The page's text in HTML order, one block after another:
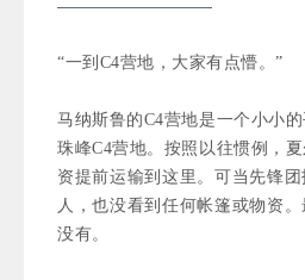
“一到C4营地，大家有点懵。”
马纳斯鲁的C4营地是一个小小
珠峰C4营地。按照以往惯例，
资提前运输到这里。可当先锋
人，也没看到任何帐篷或物资
没有。